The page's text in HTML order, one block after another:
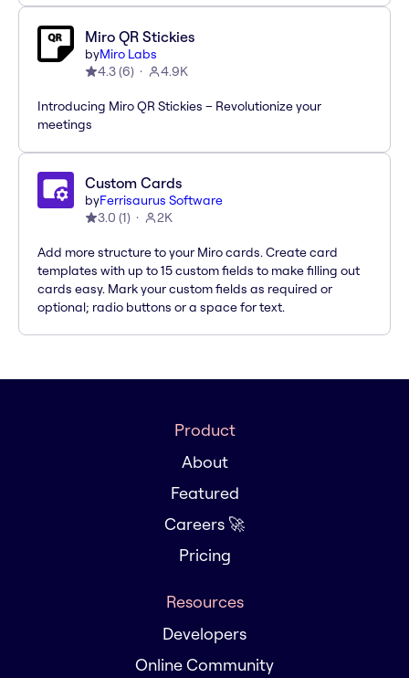
Miro QR Stickies
byMiro Labs
4.3(6) 4.9K
Introducing Miro QR Stickies – Revolutionize your
meetings
Custom Cards
byFerrisaurus Software
3.0 (1) 2K
Add more structure to your Miro cards. Create card
templates with up to 15 custom fields to make filling out
cards easy. Mark your custom fields as required or
optional; radio buttons or a space for text.
Product
About
Featured
Careers 🚀
Pricing
Resources
Developers
Online Community